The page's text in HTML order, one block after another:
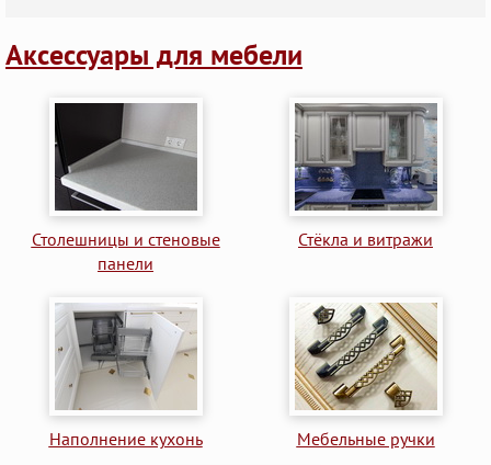
Аксессуары для мебели
Столешницы и стеновые
панели
Стёкла и витражи
Наполнение кухонь Мебельные ручки